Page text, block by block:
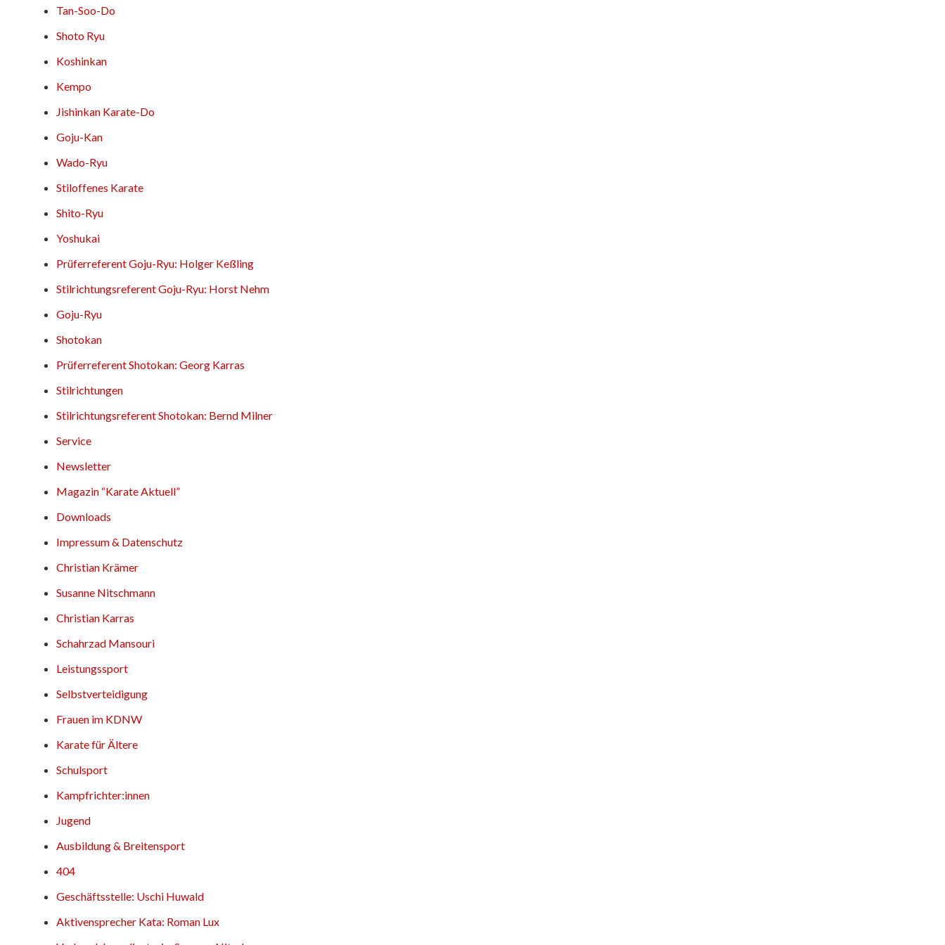
Tan-Soo-Do
Shoto Ryu
Koshinkan
Kempo
Jishinkan Karate-Do
Goju-Kan
Wado-Ryu
Stiloffenes Karate
Shito-Ryu
Yoshukai
Prüferreferent Goju-Ryu: Holger Keßling
Stilrichtungsreferent Goju-Ryu: Horst Nehm
Goju-Ryu
Shotokan
Prüferreferent Shotokan: Georg Karras
Stilrichtungen
Stilrichtungsreferent Shotokan: Bernd Milner
Service
Newsletter
Magazin “Karate Aktuell”
Downloads
Impressum & Datenschutz
Christian Krämer
Susanne Nitschmann
Christian Karras
Schahrzad Mansouri
Leistungssport
Selbstverteidigung
Frauen im KDNW
Karate für Ältere
Schulsport
Kampfrichter:innen
Jugend
Ausbildung & Breitensport
404
Geschäftsstelle: Uschi Huwald
Aktivensprecher Kata: Roman Lux